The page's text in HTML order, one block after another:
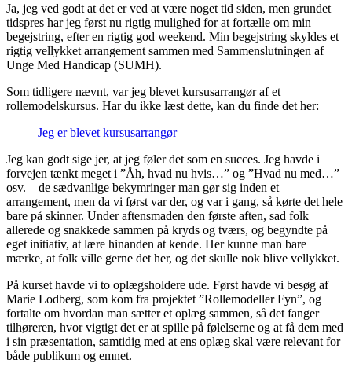
Ja, jeg ved godt at det er ved at være noget tid siden, men grundet
tidspres har jeg først nu rigtig mulighed for at fortælle om min
begejstring, efter en rigtig god weekend. Min begejstring skyldes et
rigtig vellykket arrangement sammen med Sammenslutningen af
Unge Med Handicap (SUMH).
Som tidligere nævnt, var jeg blevet kursusarrangør af et
rollemodelskursus. Har du ikke læst dette, kan du finde det her:
Jeg er blevet kursusarrangør
Jeg kan godt sige jer, at jeg føler det som en succes. Jeg havde i
forvejen tænkt meget i ”Åh, hvad nu hvis…” og ”Hvad nu med…”
osv. – de sædvanlige bekymringer man gør sig inden et
arrangement, men da vi først var der, og var i gang, så kørte det hele
bare på skinner. Under aftensmaden den første aften, sad folk
allerede og snakkede sammen på kryds og tværs, og begyndte på
eget initiativ, at lære hinanden at kende. Her kunne man bare
mærke, at folk ville gerne det her, og det skulle nok blive vellykket.
På kurset havde vi to oplægsholdere ude. Først havde vi besøg af
Marie Lodberg, som kom fra projektet ”Rollemodeller Fyn”, og
fortalte om hvordan man sætter et oplæg sammen, så det fanger
tilhøreren, hvor vigtigt det er at spille på følelserne og at få dem med
i sin præsentation, samtidig med at ens oplæg skal være relevant for
både publikum og emnet.